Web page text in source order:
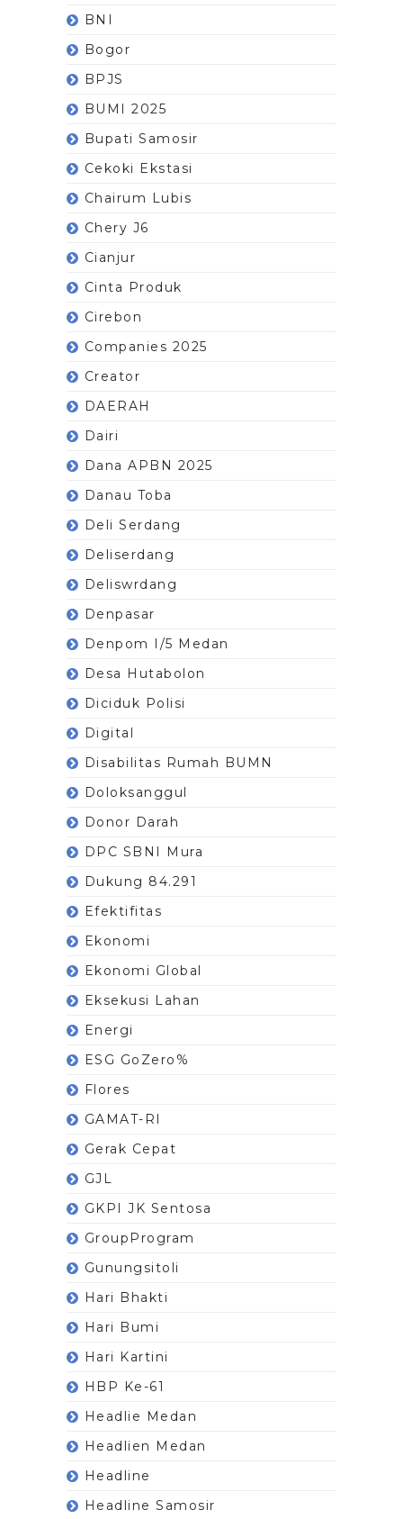
BNI
Bogor
BPJS
BUMI 2025
Bupati Samosir
Cekoki Ekstasi
Chairum Lubis
Chery J6
Cianjur
Cinta Produk
Cirebon
Companies 2025
Creator
DAERAH
Dairi
Dana APBN 2025
Danau Toba
Deli Serdang
Deliserdang
Deliswrdang
Denpasar
Denpom I/5 Medan
Desa Hutabolon
Diciduk Polisi
Digital
Disabilitas Rumah BUMN
Doloksanggul
Donor Darah
DPC SBNI Mura
Dukung 84.291
Efektifitas
Ekonomi
Ekonomi Global
Eksekusi Lahan
Energi
ESG GoZero%
Flores
GAMAT-RI
Gerak Cepat
GJL
GKPI JK Sentosa
GroupProgram
Gunungsitoli
Hari Bhakti
Hari Bumi
Hari Kartini
HBP Ke-61
Headlie Medan
Headlien Medan
Headline
Headline Samosir